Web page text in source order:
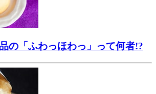
の「ふわっほわっ」って何者!?